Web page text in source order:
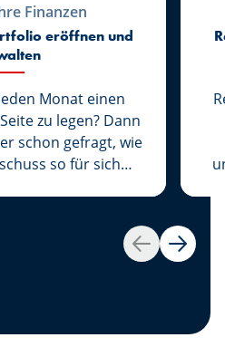
ZurückWeiter
Finanzen
eröffnen und
Monat einen
zu legen? Dann
schon gefragt, wie
so für sich
Lösung für Sie:
Wertpapierdepot.